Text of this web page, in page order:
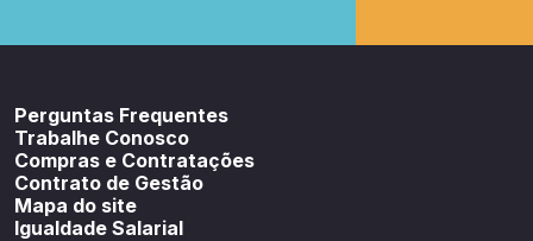
Perguntas Frequentes
Trabalhe Conosco
Compras e Contratações
Contrato de Gestão
Mapa do site
Igualdade Salarial